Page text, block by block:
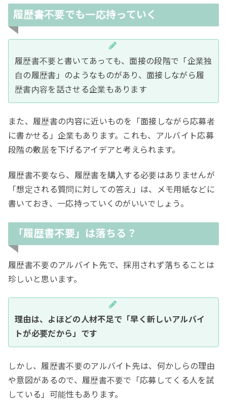
履歴書不要でも一応持っていく
履歴書不要と書いてあっても、面接の段階で「企業独
自の履歴書」のようなものがあり、面接しながら履
歴書内容を話させる企業もあります
また、履歴書の内容に近いものを「面接しながら応募者
に書かせる」企業もあります。これも、アルバイト応募
段階の敷居を下げるアイデアと考えられます。
履歴書不要なら、履歴書を購入する必要はありませんが
「想定される質問に対しての答え」は、メモ用紙などに
書いておき、一応持っていくのがいいでしょう。
「履歴書不要」は落ちる？
履歴書不要のアルバイト先で、採用されず落ちることは
珍しいと思います。
理由は、よほどの人材不足で「早く新しいアルバイ
トが必要だから」です
しかし、履歴書不要のアルバイト先は、何かしらの理由
や意図があるので、履歴書不要で「応募してくる人を試
している」可能性もあります。